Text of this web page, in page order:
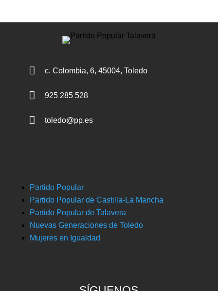
 c. Colombia, 6, 45004, Toledo
 925 285 528
 toledo@pp.es
Partido Popular
Partido Popular de Castilla-La Mancha
Partido Popular de Talavera
Nuevas Generaciones de Toledo
Mujeres en Igualdad